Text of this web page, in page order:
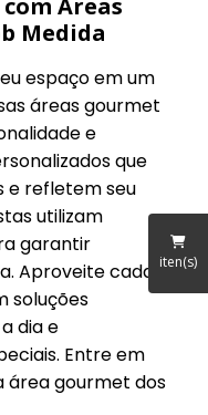
iten(s)
Áreas
Medida
espaço em um
áreas gourmet
e
que
e refletem seu
utilizam
garantir
Aproveite cada
soluções
dia e
Entre em
área gourmet dos